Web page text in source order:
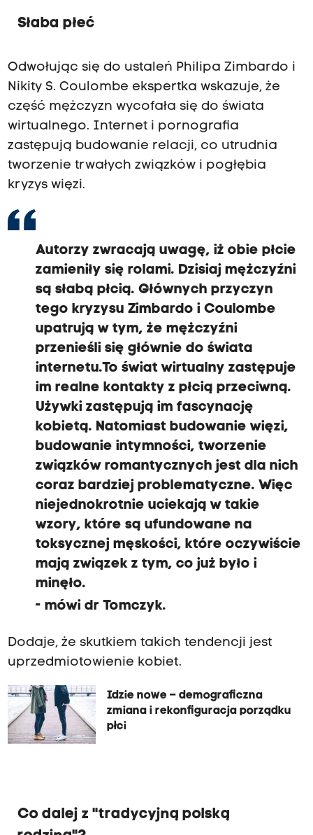
Słaba płeć
Odwołując się do ustaleń Philipa Zimbardo i
Nikity S. Coulombe ekspertka wskazuje, że
część mężczyzn wycofała się do świata
wirtualnego. Internet i pornografia
zastępują budowanie relacji, co utrudnia
tworzenie trwałych związków i pogłębia
kryzys więzi.
Autorzy zwracają uwagę, iż obie płcie
zamieniły się rolami. Dzisiaj mężczyźni
są słabą płcią. Głównych przyczyn
tego kryzysu Zimbardo i Coulombe
upatrują w tym, że mężczyźni
przenieśli się głównie do świata
internetu.To świat wirtualny zastępuje
im realne kontakty z płcią przeciwną.
Używki zastępują im fascynację
kobietą. Natomiast budowanie więzi,
budowanie intymności, tworzenie
związków romantycznych jest dla nich
coraz bardziej problematyczne. Więc
niejednokrotnie uciekają w takie
wzory, które są ufundowane na
toksycznej męskości, które oczywiście
mają związek z tym, co już było i
minęło.
- mówi dr Tomczyk.
Dodaje, że skutkiem takich tendencji jest
uprzedmiotowienie kobiet.
Idzie nowe – demograficzna
zmiana i rekonfiguracja porządku
płci
Co dalej z "tradycyjną polską